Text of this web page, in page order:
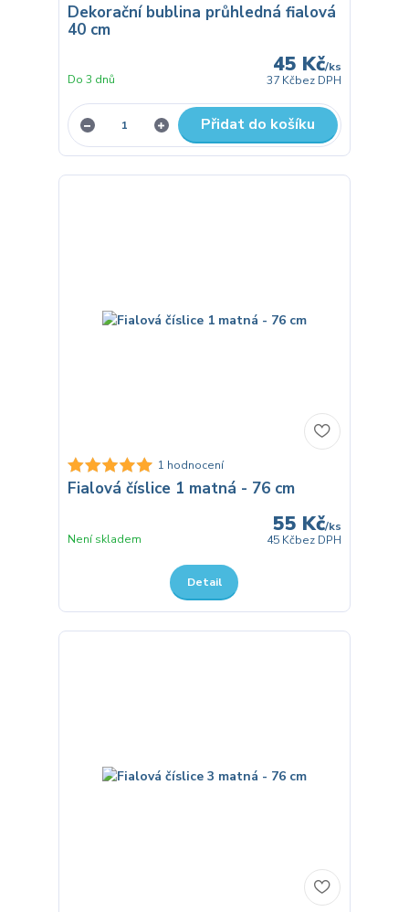
Dekorační bublina průhledná fialová
40 cm
45 Kč/ks
37 Kčbez DPH
Do 3 dnů
Přidat do košíku
1 hodnocení
Fialová číslice 1 matná - 76 cm
55 Kč/ks
45 Kčbez DPH
Není skladem
Detail